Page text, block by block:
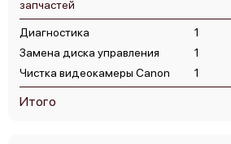
Canon LEGRIA HF G40
запчастей
Диагностика 1
Замена диска управления
1
Чистка видеокамеры Canon
1
Итого